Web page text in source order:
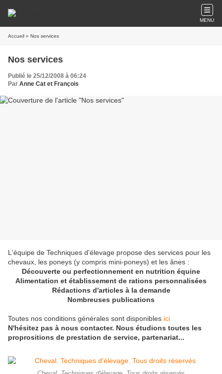
MENU
Accueil » Nos services
Nos services
Publié le 25/12/2008 à 06:24
Par Anne Cat et François
L'équipe de Techniques d'élevage propose des services pour les
chevaux, les poneys (y compris mini-poneys) et les ânes :
Découverte ou perfectionnement en nutrition équine
Alimentation et établissement de rations personnalisées
Rédactions d'articles à la demande
Nombreuses publications
Toutes nos conditions générales sont disponibles ici
N'hésitez pas à nous contacter. Nous étudions toutes les
proprositions de prestation de service, partenariat...